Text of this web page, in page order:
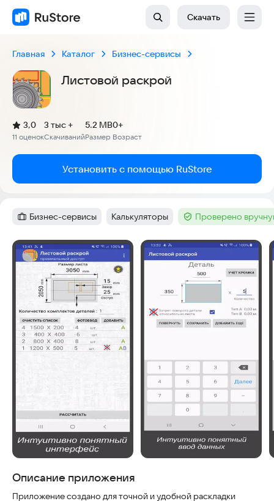
Скачать
Главная Каталог Бизнес-сервисы
Листовой раскрой
Рейтинг:
3,0
(
11 оценок
)
Скачиваний
3 тыс +
Размер
5.2 MB
Возраст
0+
Установить с помощью RuStore
Категория :
Бизнес-сервисы Тег:
Калькуляторы Тег :Проверено
Скриншоты
Описание приложения
Приложение создано для точной и удобной раскладки